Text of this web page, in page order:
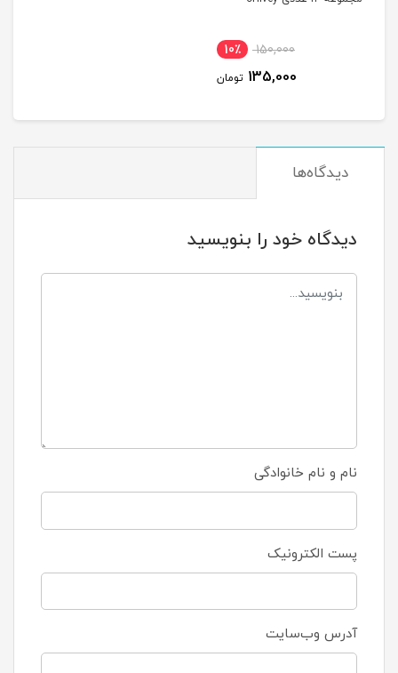
150,000 10٪
135,000 تومان
دیدگاه‌ها
دیدگاه خود را بنویسید
نام و نام خانوادگی
پست الکترونیک
آدرس وب‌سایت